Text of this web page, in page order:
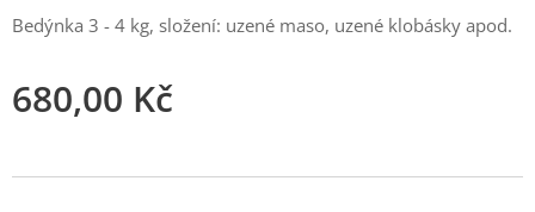
Bedýnka 3 - 4 kg, složení: uzené maso, uzené klobásky apod.
680,00 Kč